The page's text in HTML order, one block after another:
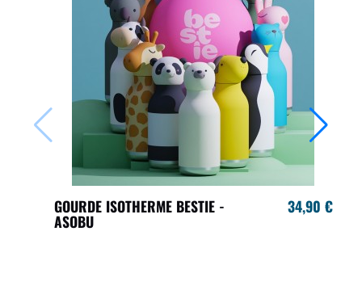
GOURDE ISOTHERME BESTIE -
ASOBU
34,90 €